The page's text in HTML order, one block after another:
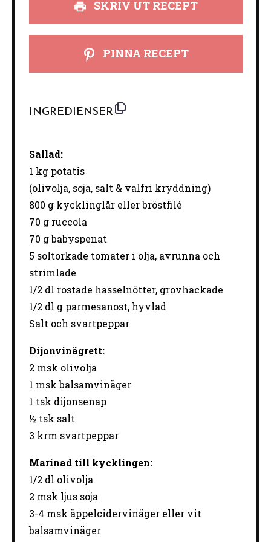
SKRIV UT RECEPT
PINNA RECEPT
INGREDIENSER
Sallad:
1 kg potatis
(olivolja, soja, salt & valfri kryddning)
800 g kycklinglår eller bröstfilé
70 g ruccola
70 g babyspenat
5 soltorkade tomater i olja, avrunna och
strimlade
1/2 dl rostade hasselnötter, grovhackade
1/2 dl g parmesanost, hyvlad
Salt och svartpeppar
Dijonvinägrett:
2 msk olivolja
1 mskbalsamvinäger
1 tsk dijonsenap
½ tsk salt
3 krm svartpeppar
Marinad till kycklingen:
1/2 dl olivolja
2 msk ljus soja
3-4 msk äppelcidervinäger eller vit
balsamvinäger